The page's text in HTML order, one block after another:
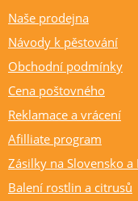
Naše prodejna
Návody k pěstování
Obchodní podmínky
Cena poštovného
Reklamace a vrácení
Afilliate program
Zásilky na Slovensko a
Balení rostlin a citrusů